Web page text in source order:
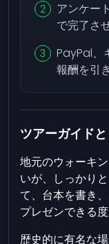
アンケー
で完了さ
PayPal、
報酬を引
ツアーガイド
地元のウォーキ
いが、しっかり
て、台本を書き
プレゼンできる
歴史的に有名な